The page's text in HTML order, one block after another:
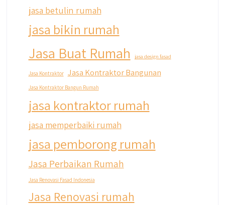
jasa betulin rumah
jasa bikin rumah
Jasa Buat Rumah jasa design fasad
Jasa Kontraktor Jasa Kontraktor Bangunan
Jasa Kontraktor Bangun Rumah
jasa kontraktor rumah
jasa memperbaiki rumah
jasa pemborong rumah
Jasa Perbaikan Rumah
Jasa Renovasi Fasad Indonesia
Jasa Renovasi rumah